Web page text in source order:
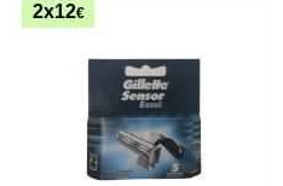
2x12€